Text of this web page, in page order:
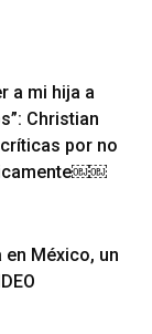
a mi hija a
Christian
por no
México, un